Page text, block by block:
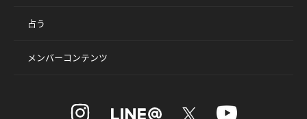
占う
メンバーコンテンツ